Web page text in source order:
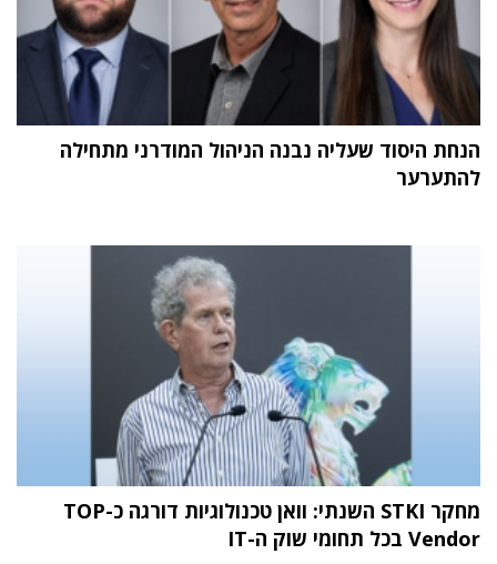
הנחת היסוד שעליה נבנה הניהול המודרני מתחילה
להתערער
מחקר STKI השנתי: וואן טכנולוגיות דורגה כ-TOP
Vendor בכל תחומי שוק ה-IT